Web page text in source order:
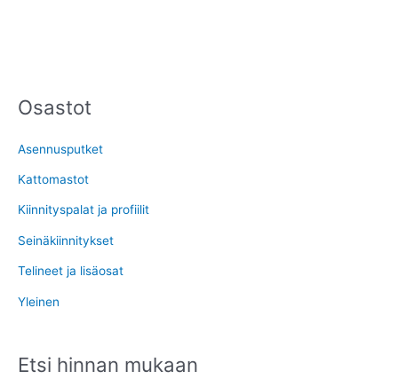
Osastot
Asennusputket
Kattomastot
Kiinnityspalat ja profiilit
Seinäkiinnitykset
Telineet ja lisäosat
Yleinen
Etsi hinnan mukaan